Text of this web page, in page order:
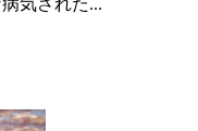
気された...